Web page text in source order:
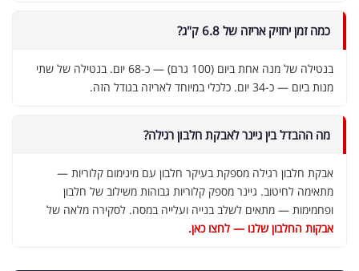
כמה זמן יחזיק אריזה של 6.8 ק"ג?
בנטילה של מנה אחת ביום (100 גרם) — כ-68 יום. בנטילה של שתי
מנות ביום — כ-34 יום. כלכלי במיוחד לאריזה בגודל הזה.
מה ההבדל בין גיינר לאבקת חלבון רגילה?
אבקת חלבון רגילה מספקת בעיקר חלבון עם מינימום קלוריות —
מתאימה לחיטוב. גיינר מספק קלוריות גבוהות משילוב של חלבון
ופחמימות — מתאים לשלב בנייה ועלייה במסה. לסקירה מלאה של
אבקות החלבון שלנו — לחצו כאן.
אבקת חלבון כשרה 320.00
שייקר מקצועי פרובודי לחלבון או גיינר
₪ 40.00
₪20.00